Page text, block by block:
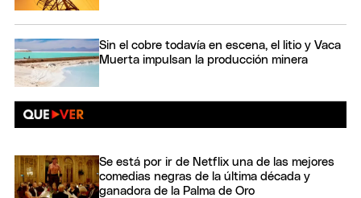
Sin el cobre todavía en escena, el litio y Vaca
Muerta impulsan la producción minera
Se está por ir de Netflix una de las mejores
comedias negras de la última década y
ganadora de la Palma de Oro